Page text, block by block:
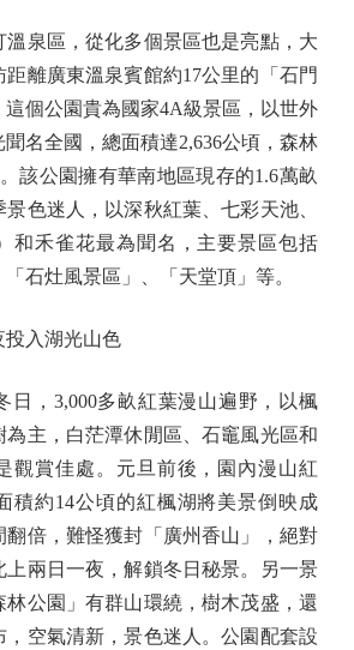
泉區，從化多個景區也是亮點，大
離廣東溫泉賓館約17公里的「石門
這個公園貴為國家4A級景區，以世外
名全國，總面積達2,636公頃，森林
該公園擁有華南地區現存的1.6萬畝
色迷人，以深秋紅葉、七彩天池、
和禾雀花最為聞名，主要景區包括
「石灶風景區」、「天堂頂」等。
入湖光山色
，3,000多畝紅葉漫山遍野，以楓
為主，白茫潭休閒區、石竈風光區和
觀賞佳處。元旦前後，園內漫山紅
積約14公頃的紅楓湖將美景倒映成
翻倍，難怪獲封「廣州香山」，絕對
上兩日一夜，解鎖冬日秘景。另一景
林公園」有群山環繞，樹木茂盛，還
，空氣清新，景色迷人。公園配套設